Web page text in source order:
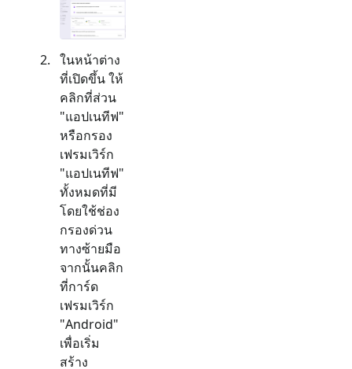
ในหน้าต่าง
ที่เปิดขึ้น ให้
คลิกที่ส่วน
"แอปเนทีฟ"
หรือกรอง
เฟรมเวิร์ก
"แอปเนทีฟ"
ทั้งหมดที่มี
โดยใช้ช่อง
กรองด่วน
ทางซ้ายมือ
จากนั้นคลิก
ที่การ์ด
เฟรมเวิร์ก
"Android"
เพื่อเริ่ม
สร้าง